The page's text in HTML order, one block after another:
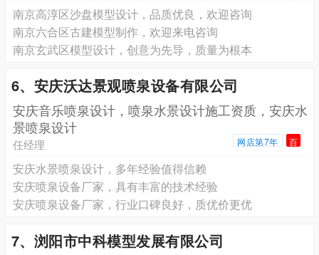
南京高淳区沙盘模型设计，品质优良，欢迎咨询
南京六合区古建模型制作，欢迎来电咨询
南京玄武区模型设计，创意为先导，质量为根本
6、安庆沃达景观喷泉设备有限公司
安庆音乐喷泉设计，喷泉水景设计施工资质，安庆水
景喷泉设计
任经理 网店第7年 百
安庆水景喷泉设计，多年经验值得信赖
安庆喷泉设备厂家，具有丰富的技术经验
安庆喷泉设备厂家，行业口碑良好，质优价更优
7、浏阳市中科模型发展有限公司